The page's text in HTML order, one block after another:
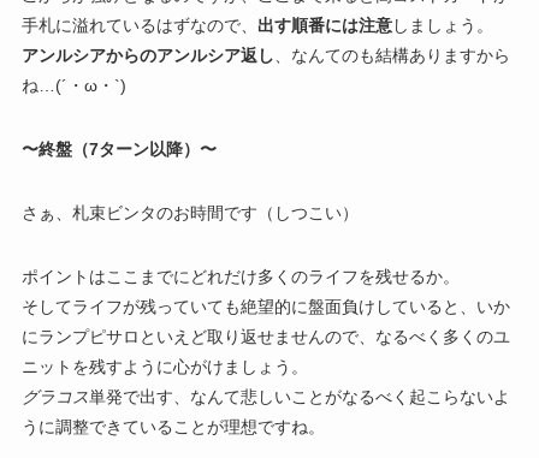
手札に溢れているはずなので、 出す順番には注意しましょう。
アンルシアからのアンルシア返し、なんてのも結構ありますから
ね…(´・ω・`)
〜終盤（7ターン以降）〜
さぁ、札束ビンタのお時間です（しつこい）
ポイントはここまでにどれだけ多くのライフを残せるか。
そしてライフが残っていても絶望的に盤面負けしていると、いか
にランプピサロといえど取り返せませんので、なるべく多くのユ
ニットを残すように心がけましょう。
グラコス単発で出す、なんて悲しいことがなるべく起こらないよ
うに調整できていることが理想ですね。